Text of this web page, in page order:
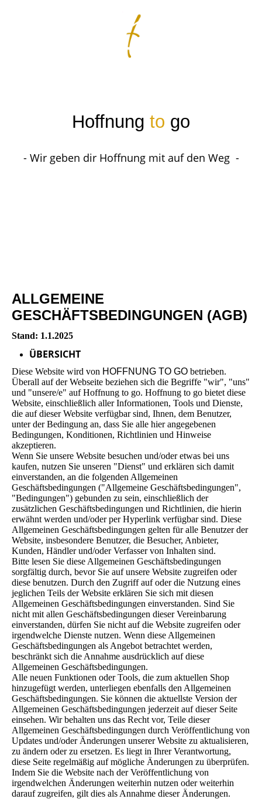
Hoffnung to go
- Wir geben dir Hoffnung mit auf den Weg -
ALLGEMEINE
GESCHÄFTSBEDINGUNGEN (AGB)
Stand: 1.1.2025
ÜBERSICHT
Diese Website wird von HOFFNUNG TO GO betrieben.
Überall auf der Webseite beziehen sich die Begriffe "wir", "uns"
und "unsere/e" auf Hoffnung to go. Hoffnung to go bietet diese
Website, einschließlich aller Informationen, Tools und Dienste,
die auf dieser Website verfügbar sind, Ihnen, dem Benutzer,
unter der Bedingung an, dass Sie alle hier angegebenen
Bedingungen, Konditionen, Richtlinien und Hinweise
akzeptieren.
Wenn Sie unsere Website besuchen und/oder etwas bei uns
kaufen, nutzen Sie unseren "Dienst" und erklären sich damit
einverstanden, an die folgenden Allgemeinen
Geschäftsbedingungen ("Allgemeine Geschäftsbedingungen",
"Bedingungen") gebunden zu sein, einschließlich der
zusätzlichen Geschäftsbedingungen und Richtlinien, die hierin
erwähnt werden und/oder per Hyperlink verfügbar sind. Diese
Allgemeinen Geschäftsbedingungen gelten für alle Benutzer der
Website, insbesondere Benutzer, die Besucher, Anbieter,
Kunden, Händler und/oder Verfasser von Inhalten sind.
Bitte lesen Sie diese Allgemeinen Geschäftsbedingungen
sorgfältig durch, bevor Sie auf unsere Website zugreifen oder
diese benutzen. Durch den Zugriff auf oder die Nutzung eines
jeglichen Teils der Website erklären Sie sich mit diesen
Allgemeinen Geschäftsbedingungen einverstanden. Sind Sie
nicht mit allen Geschäftsbedingungen dieser Vereinbarung
einverstanden, dürfen Sie nicht auf die Website zugreifen oder
irgendwelche Dienste nutzen. Wenn diese Allgemeinen
Geschäftsbedingungen als Angebot betrachtet werden,
beschränkt sich die Annahme ausdrücklich auf diese
Allgemeinen Geschäftsbedingungen.
Alle neuen Funktionen oder Tools, die zum aktuellen Shop
hinzugefügt werden, unterliegen ebenfalls den Allgemeinen
Geschäftsbedingungen. Sie können die aktuellste Version der
Allgemeinen Geschäftsbedingungen jederzeit auf dieser Seite
einsehen. Wir behalten uns das Recht vor, Teile dieser
Allgemeinen Geschäftsbedingungen durch Veröffentlichung von
Updates und/oder Änderungen unserer Website zu aktualisieren,
zu ändern oder zu ersetzen. Es liegt in Ihrer Verantwortung,
diese Seite regelmäßig auf mögliche Änderungen zu überprüfen.
Indem Sie die Website nach der Veröffentlichung von
irgendwelchen Änderungen weiterhin nutzen oder weiterhin
darauf zugreifen, gilt dies als Annahme dieser Änderungen.